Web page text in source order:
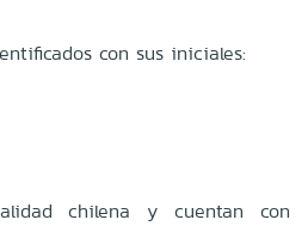
con sus iniciales:
chilena y cuentan con